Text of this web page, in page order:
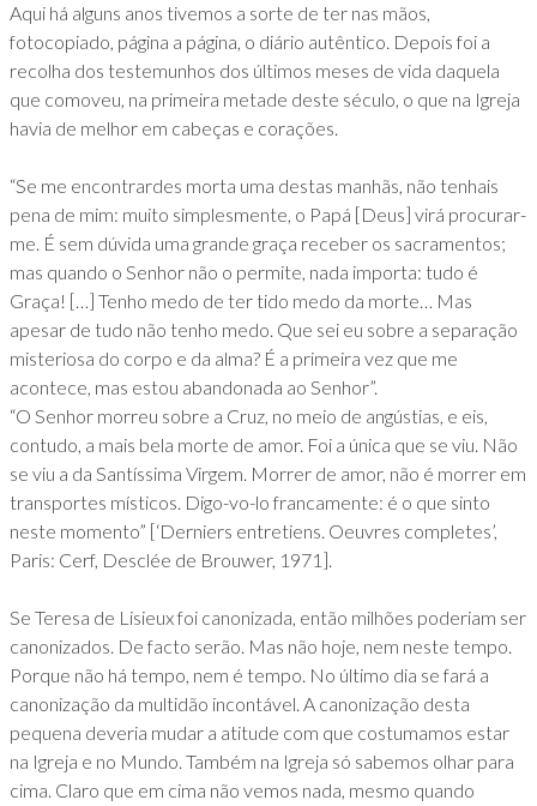
Aqui há alguns anos tivemos a sorte de ter nas mãos,
fotocopiado, página a página, o diário autêntico. Depois foi a
recolha dos testemunhos dos últimos meses de vida daquela
que comoveu, na primeira metade deste século, o que na Igreja
havia de melhor em cabeças e corações.
“Se me encontrardes morta uma destas manhãs, não tenhais
pena de mim: muito simplesmente, o Papá [Deus] virá procurar-
me. É sem dúvida uma grande graça receber os sacramentos;
mas quando o Senhor não o permite, nada importa: tudo é
Graça! […] Tenho medo de ter tido medo da morte… Mas
apesar de tudo não tenho medo. Que sei eu sobre a separação
misteriosa do corpo e da alma? É a primeira vez que me
acontece, mas estou abandonada ao Senhor”.
“O Senhor morreu sobre a Cruz, no meio de angústias, e eis,
contudo, a mais bela morte de amor. Foi a única que se viu. Não
se viu a da Santíssima Virgem. Morrer de amor, não é morrer em
transportes místicos. Digo-vo-lo francamente: é o que sinto
neste momento” [‘Derniers entretiens. Oeuvres completes’,
Paris: Cerf, Desclée de Brouwer, 1971].
Se Teresa de Lisieux foi canonizada, então milhões poderiam ser
canonizados. De facto serão. Mas não hoje, nem neste tempo.
Porque não há tempo, nem é tempo. No último dia se fará a
canonização da multidão incontável. A canonização desta
pequena deveria mudar a atitude com que costumamos estar
na Igreja e no Mundo. Também na Igreja só sabemos olhar para
cima. Claro que em cima não vemos nada, mesmo quando